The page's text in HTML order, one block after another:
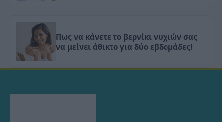
Πως να κάνετε το βερνίκι νυχιών σας
να μείνει άθικτο για δύο εβδομάδες!